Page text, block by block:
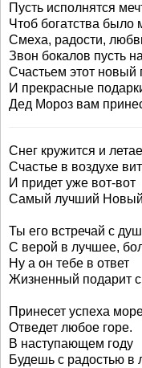
Пусть исполнятся
Чтоб богатства было
Смеха, радости,
Звон бокалов пусть
Счастьем этот новый
И прекрасные
Дед Мороз вам
Снег кружится и
Счастье в воздухе
И придет уже вот-вот
Самый лучший
Ты его встречай с
С верой в лучшее,
Ну а он тебе в ответ
Жизненный подарит
Принесет успеха
Отведет любое горе.
В наступающем году
Будешь с радостью в